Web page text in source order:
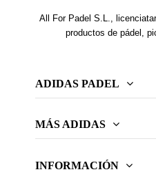
All For Padel S.L.,
productos de pádel,
ADIDAS PADEL
MÁS ADIDAS
INFORMACIÓN